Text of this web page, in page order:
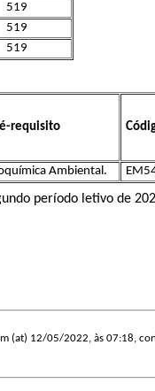
519
519
519
requisito
Ambiental.
período letivo de
(at) 12/05/2022, às 07:18,